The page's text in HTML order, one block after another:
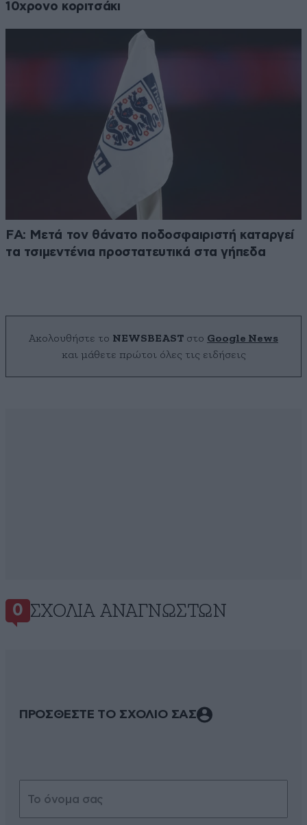
10χρονο κοριτσάκι
FA: Μετά τον θάνατο ποδοσφαιριστή καταργεί
τα τσιμεντένια προστατευτικά στα γήπεδα
Ακολουθήστε το NEWSBEAST στο Google News
και μάθετε πρώτοι όλες τις ειδήσεις
0 ΣΧΌΛΙΑ ΑΝΑΓΝΩΣΤΏΝ
ΠΡΟΣΘΕΣΤΕ ΤΟ ΣΧΟΛΙΟ ΣΑΣ